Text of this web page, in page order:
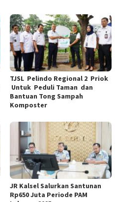
TJSL Pelindo Regional 2 Priok
Untuk Peduli Taman dan
Bantuan Tong Sampah
Komposter
JR Kalsel Salurkan Santunan
Rp650 Juta Periode PAM